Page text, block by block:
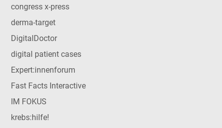
congress x-press
derma-target
DigitalDoctor
digital patient cases
Expert:innenforum
Fast Facts Interactive
IM FOKUS
krebs:hilfe!